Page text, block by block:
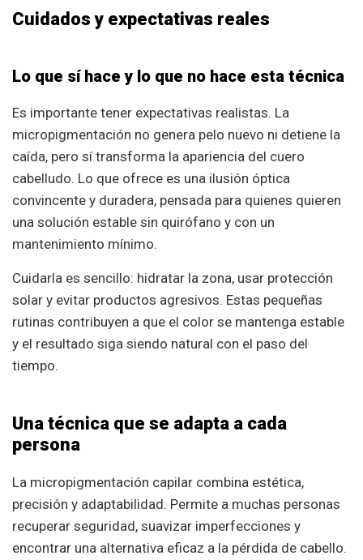
Cuidados y expectativas reales
Lo que sí hace y lo que no hace esta técnica
Es importante tener expectativas realistas. La
micropigmentación no genera pelo nuevo ni detiene la
caída, pero sí transforma la apariencia del cuero
cabelludo. Lo que ofrece es una ilusión óptica
convincente y duradera, pensada para quienes quieren
una solución estable sin quirófano y con un
mantenimiento mínimo.
Cuidarla es sencillo: hidratar la zona, usar protección
solar y evitar productos agresivos. Estas pequeñas
rutinas contribuyen a que el color se mantenga estable
y el resultado siga siendo natural con el paso del
tiempo.
Una técnica que se adapta a cada
persona
La micropigmentación capilar combina estética,
precisión y adaptabilidad. Permite a muchas personas
recuperar seguridad, suavizar imperfecciones y
encontrar una alternativa eficaz a la pérdida de cabello.